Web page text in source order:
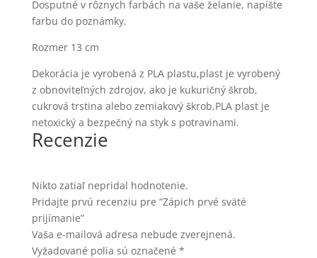
Dosputné v rôznych farbách na vaše želanie, napíšte
farbu do poznámky.
Rozmer 13 cm
Dekorácia je vyrobená z PLA plastu,plast je vyrobený
z obnoviteľných zdrojov, ako je kukuričný škrob,
cukrová trstina alebo zemiakový škrob,PLA plast je
netoxický a bezpečný na styk s potravinami.
Recenzie
Nikto zatiaľ nepridal hodnotenie.
Pridajte prvú recenziu pre “Zápich prvé sväté
prijímanie”
Vaša e-mailová adresa nebude zverejnená.
Vyžadované polia sú označené *